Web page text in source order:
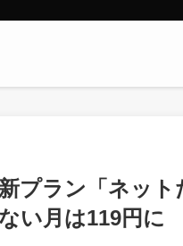
プラン「ネット
い月は119円に